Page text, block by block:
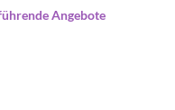
Angebote